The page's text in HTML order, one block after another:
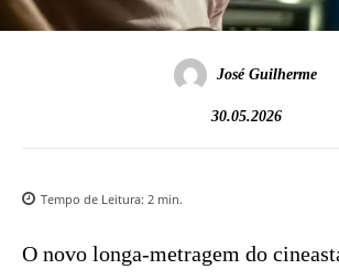
José Guilherme
30.05.2026
Tempo de Leitura: 2 min.
O novo longa-metragem do